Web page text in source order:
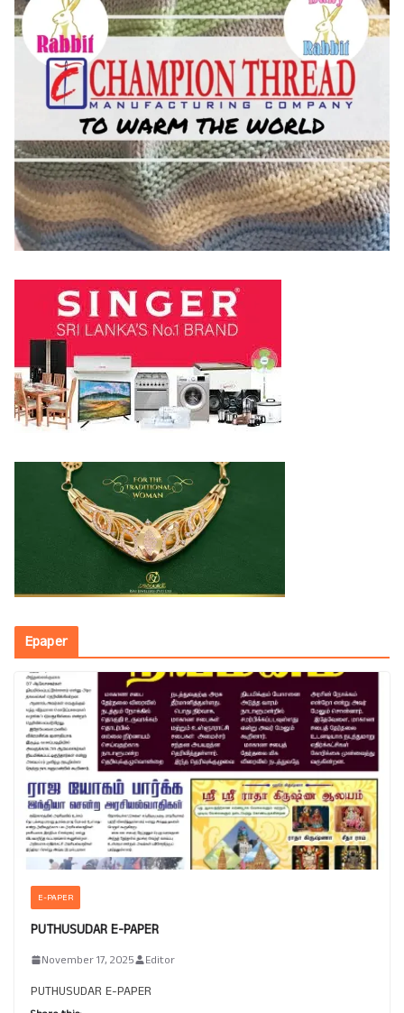
Epaper
E-PAPER
PUTHUSUDAR E-PAPER
November 17, 2025 Editor
PUTHUSUDAR E-PAPER